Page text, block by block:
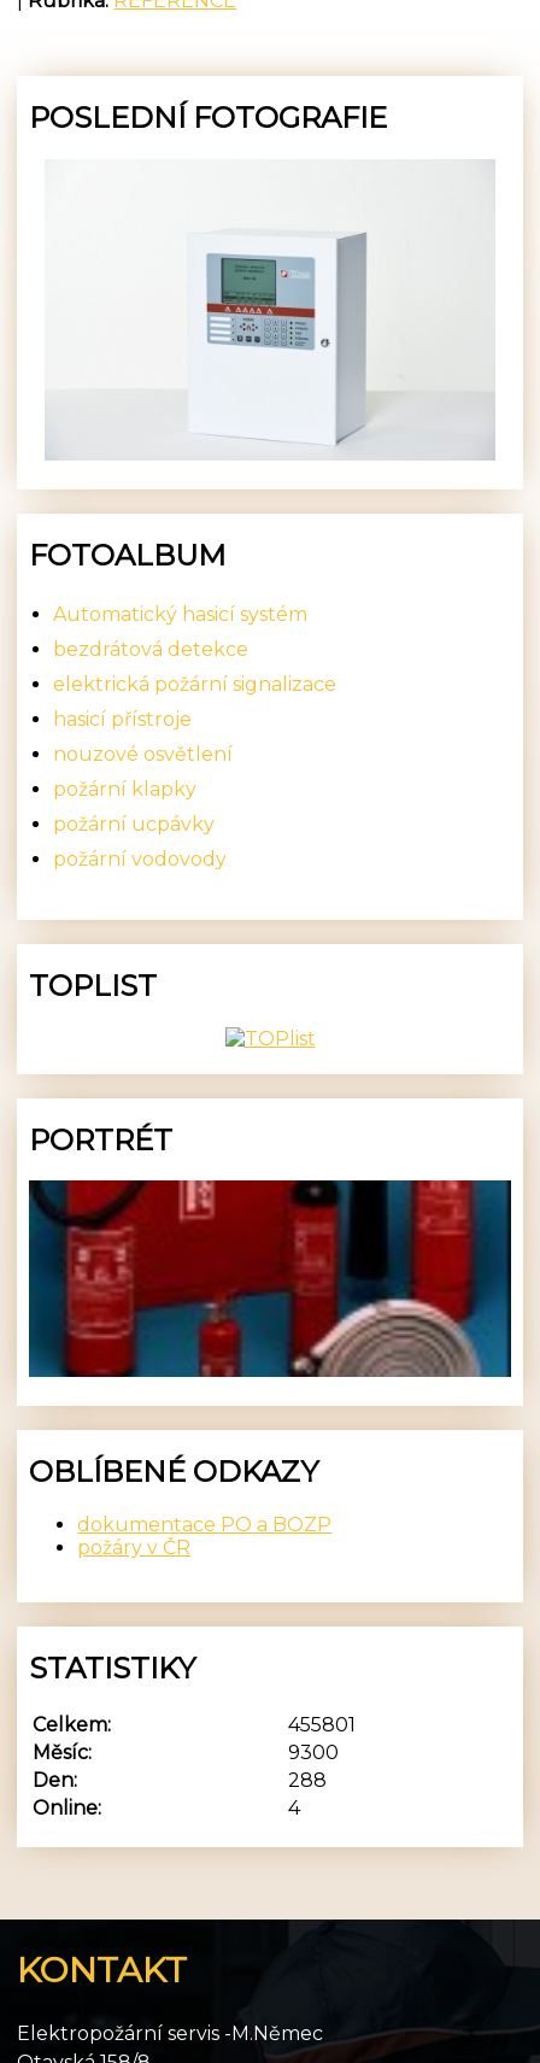
POSLEDNÍ FOTOGRAFIE
FOTOALBUM
Automatický hasicí systém
bezdrátová detekce
elektrická požární signalizace
hasicí přístroje
nouzové osvětlení
požární klapky
požární ucpávky
požární vodovody
TOPLIST
PORTRÉT
OBLÍBENÉ ODKAZY
dokumentace PO a BOZP
požáry v ČR
STATISTIKY
Online: 4
Celkem:
455801
Měsíc:
9300
Den:
288
KONTAKT
Elektropožární servis -M.Němec